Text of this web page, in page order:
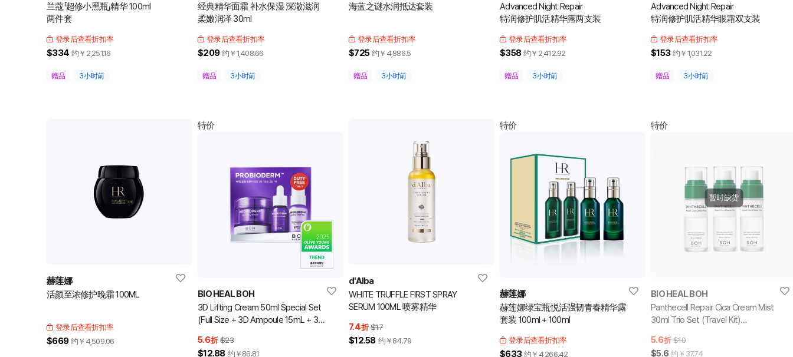
兰蔻「超修小黑瓶」精华 100ml
两件套
登录后查看折扣率
$334 约￥ 2,251.16
赠品 3小时前
经典精华面霜 补水保湿 深澈滋润
柔嫩润泽 30ml
登录后查看折扣率
$209 约￥ 1,408.66
赠品 3小时前
海蓝之谜水润抵达套装
登录后查看折扣率
$725 约￥ 4,886.5
赠品 3小时前
Advanced Night Repair
特润修护肌活精华露两支装
登录后查看折扣率
$358 约￥ 2,412.92
赠品 3小时前
Advanced Night Repair
特润修护肌活精华眼霜双支装
登录后查看折扣率
$153 约￥ 1,031.22
赠品 3小时前
赫莲娜
活颜至浓修护晚霜 100ML
登录后查看折扣率
$669 约￥ 4,509.06
特价
BIO HEAL BOH
3D Lifting Cream 50ml Special Set
(Full Size + 3D Ampoule 15mL + 3D
5.6折 $23
$12.88 约￥ 86.81
d'Alba
WHITE TRUFFLE FIRST SPRAY
SERUM 100ML 喷雾精华
7.4折 $17
$12.58 约￥ 84.79
特价
赫莲娜
赫莲娜绿宝瓶悦活强韧青春精华露
套装 100ml + 100ml
登录后查看折扣率
$633 约￥ 4,266.42
暂时缺货
特价
BIO HEAL BOH
Panthecell Repair Cica Cream Mist
30ml Trio Set (Travel Kit)
5.6折 $10
$5.6 约￥ 37.74